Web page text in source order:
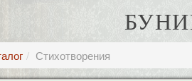
Стихотворения